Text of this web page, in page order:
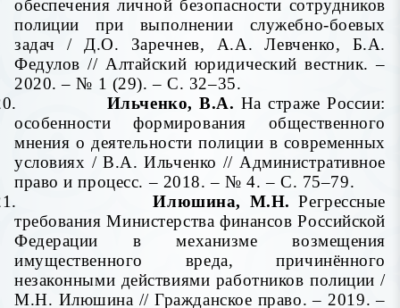
обеспечения личной безопасности сотрудников
полиции при выполнении служебно-боевых
задач / Д.О. Заречнев, А.А. Левченко, Б.А.
Федулов // Алтайский юридический вестник. –
2020. – № 1 (29). – С. 32–35.
Ильченко, В.А. На страже России:
особенности формирования общественного
мнения о деятельности полиции в современных
условиях / В.А. Ильченко // Административное
право и процесс. – 2018. – № 4. – С. 75–79.
Илюшина, М.Н. Регрессные
требования Министерства финансов Российской
Федерации в механизме возмещения
имущественного вреда, причинённого
незаконными действиями работников полиции /
М.Н. Илюшина // Гражданское право. – 2019. –